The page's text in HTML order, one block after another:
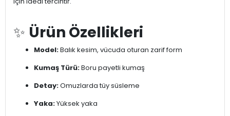
✨ Ürün Özellikleri
Model:Balık kesim, vücuda oturan zarif form
Kumaş Türü:Boru payetli kumaş
Detay:Omuzlarda tüy süsleme
Yaka:Yüksek yaka